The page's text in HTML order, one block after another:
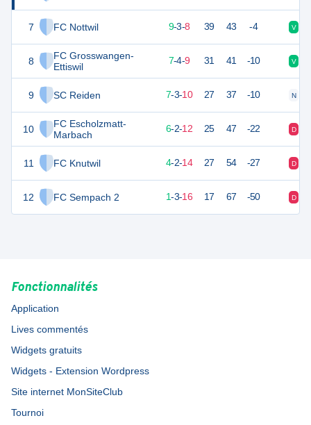
7 FC Nottwil
8
FC Grosswangen-
Ettiswil
9 SC Reiden
10
FC Escholzmatt-
Marbach
11 FC Knutwil
12 FC Sempach 2
9-3-8 39 43 -4 V
25 7-4-9 31 41 -10 V
7-3-10 27 37 -10 N
20 6-2-12 25 47 -22 D
4-2-14 27 54 -27 D
1-3-16 17 67 -50 D
Fonctionnalités
Application
Lives commentés
Widgets gratuits
Widgets - Extension Wordpress
Site internet MonSiteClub
Tournoi